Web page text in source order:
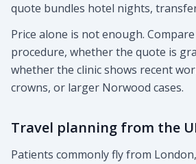
quote bundles hotel nights,
Price alone is not enough.
procedure, whether the quote is
whether the clinic shows recent
crowns, or larger Norwood cases.
Travel planning from the
Patients commonly fly from